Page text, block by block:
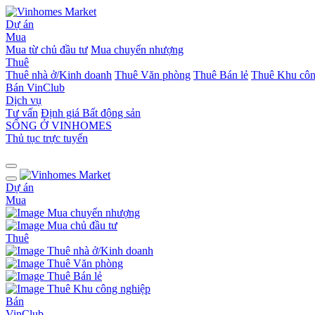
Dự án
Mua
Mua từ chủ đầu tư Mua chuyển nhượng
Thuê
Thuê nhà ở/Kinh doanh Thuê Văn phòng Thuê Bán lẻ Thuê Khu
Bán VinClub
Dịch vụ
Tư vấn Định giá Bất động sản
SỐNG Ở VINHOMES
Thủ tục trực tuyến
Dự án
Mua
Mua chuyển nhượng
Mua chủ đầu tư
Thuê
Thuê nhà ở/Kinh doanh
Thuê Văn phòng
Thuê Bán lẻ
Thuê Khu công nghiệp
Bán